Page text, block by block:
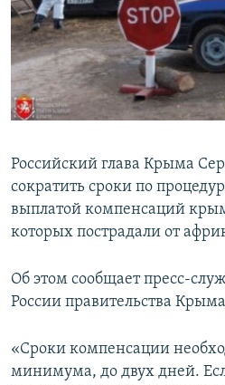
ПОБЕДИТЕЛЕЙ НЕ СУДЯТ?
КРЫМ.НЕПОКОРЕННЫЙ
ELIFBE
УКРАИНСКАЯ ПРОБЛЕМА КРЫМА
ПРИСОЕДИНЯЙТЕСЬ!
Российский глава Крыма
сократить сроки по
выплатой компенсаций
которых пострадали от
Об этом сообщает пресс-
России правительства
«Сроки компенсации
минимума, до двух дней.